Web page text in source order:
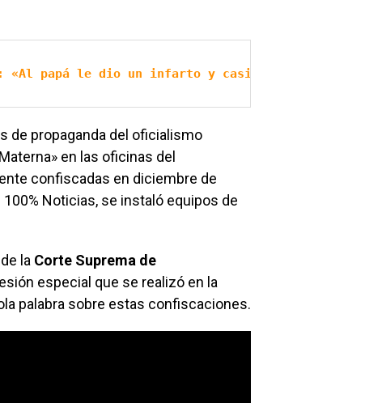
«Al papá le dio un infarto y casi se muere en la
de propaganda del oficialismo
en las oficinas del
confiscadas en diciembre de
Noticias, se instaló equipos de
la Corte Suprema de
especial que se realizó en la
palabra sobre estas confiscaciones.